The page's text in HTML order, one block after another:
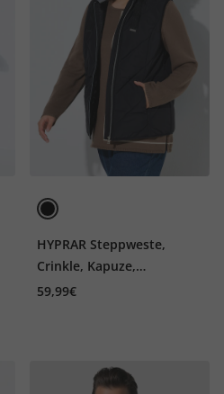
HYPRAR Steppweste,
Crinkle, Kapuze,
Nahttaschen
59,99€